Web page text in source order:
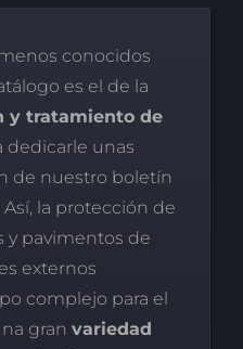
conocidos
es el de la
y tratamiento de
dedicarle unas
de nuestro boletín
la protección de
y pavimentos de
externos
complejo para el
gran variedad